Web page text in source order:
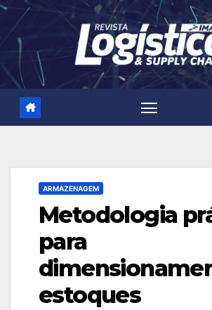
Skip
content
ARMAZENAGEM
Metodologia
para
estoques